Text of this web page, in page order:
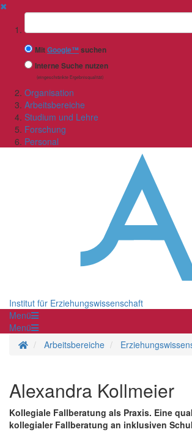
✖
Suchbegriff
MitGoogle™ suchen
Interne Suche nutzen
(eingeschränkte Ergebnisqualität)
Organisation
Arbeitsbereiche
Studium und Lehre
Forschung
Personal
Institut für Erziehungswissenschaft
Menü
Menü
Startseite
Arbeitsbereiche
Alexandra Kollmeier
Kollegiale Fallberatung als Praxis. Eine
kollegialer Fallberatung an inklusiven